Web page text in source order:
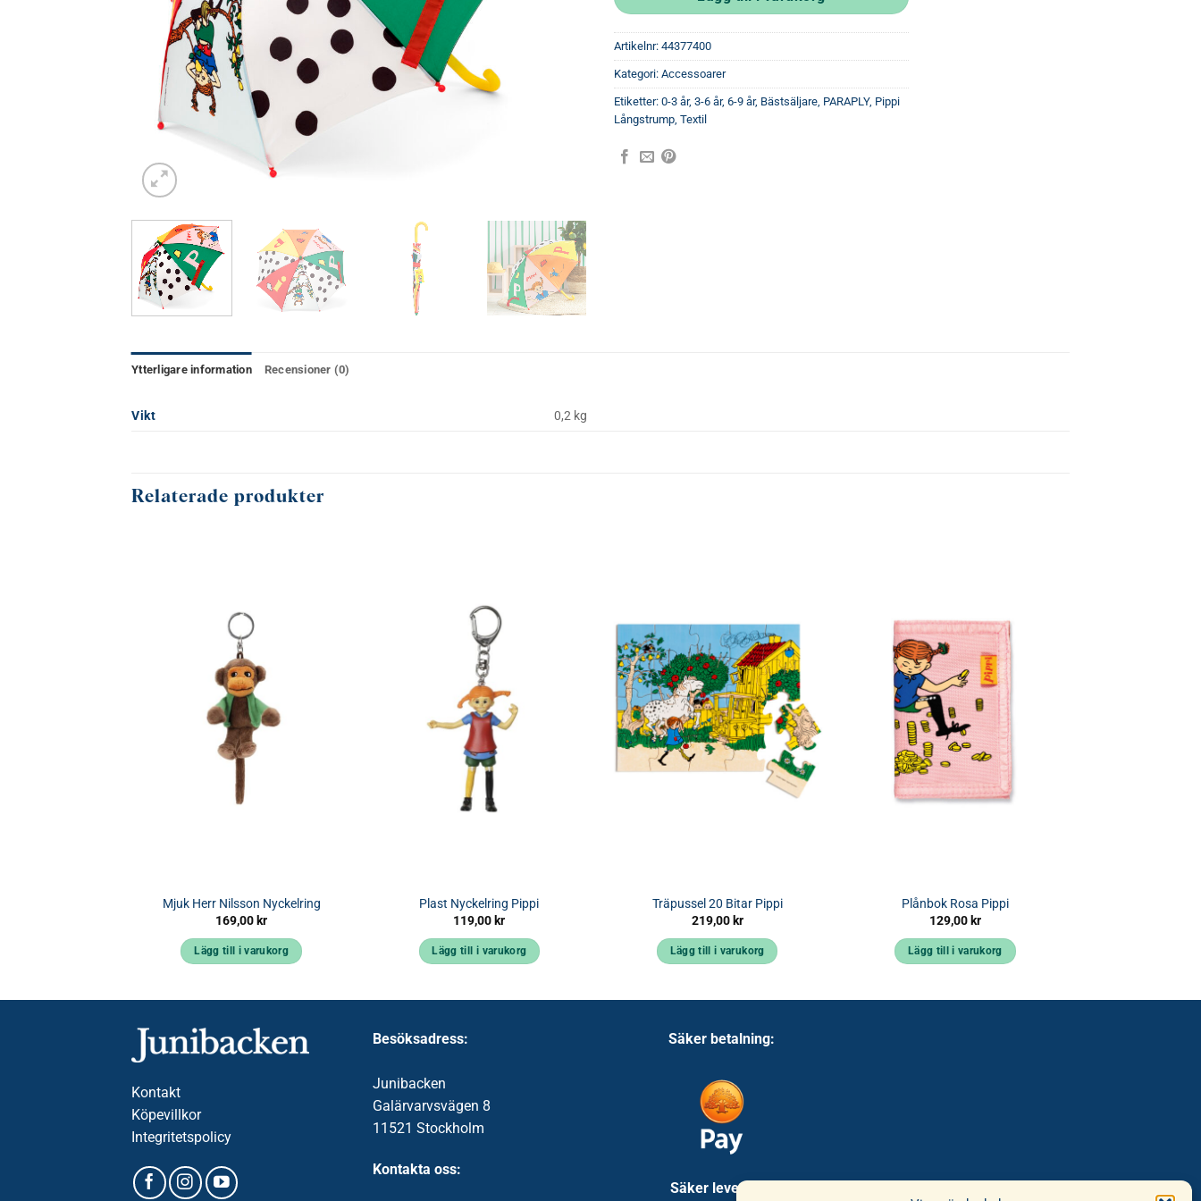
Artikelnr: 44377400
Kategori: Accessoarer
Etiketter: 0-3 år, 3-6 år, 6-9 år, Bästsäljare, PARAPLY, Pippi
Långstrump, Textil
Ytterligare information Recensioner (0)
Vikt 0,2 kg
Relaterade produkter
Mjuk Herr Nilsson Nyckelring
169,00kr
Lägg till i varukorg
Plast Nyckelring Pippi
119,00kr
Lägg till i varukorg
Träpussel 20 Bitar Pippi
219,00kr
Lägg till i varukorg
Plånbok Rosa Pippi
129,00kr
Lägg till i varukorg
Kontakt
Köpevillkor
Integritetspolicy
Besöksadress:
Junibacken
Galärvarvsvägen 8
11521 Stockholm
Kontakta oss:
Säker betalning:
Säker leverans: